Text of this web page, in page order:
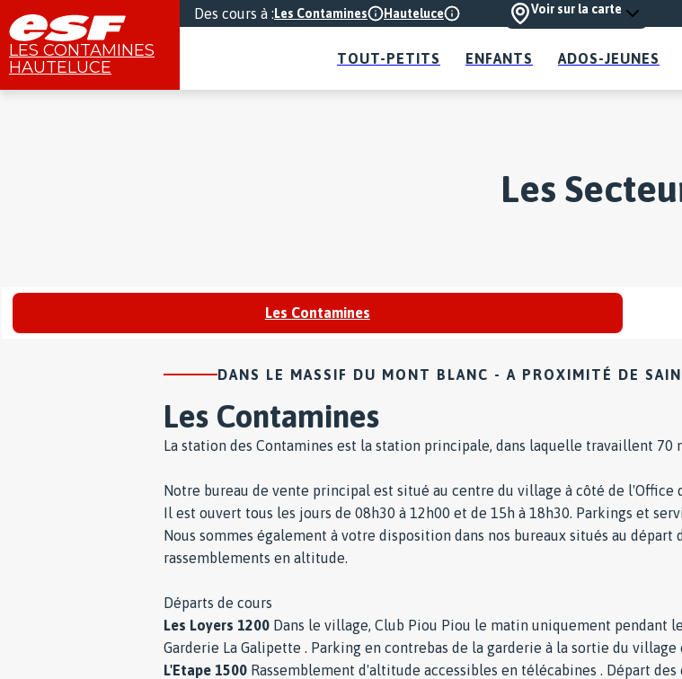
LES CONTAMINES
HAUTELUCE
Des cours à :Les Contamines Hauteluce Voir sur la carte
TOUT-PETITS ENFANTS ADOS-JEUNES
Les
Les Contamines
DANS LE MASSIF DU MONT BLANC - A PROXIMITÉ DE
Les Contamines
La station des Contamines est la station principale, dans laquelle travaillent 70
Notre bureau de vente principal est situé au centre du village à côté de l'Office
Il est ouvert tous les jours de 08h30 à 12h00 et de 15h à 18h30. Parkings et
Nous sommes également à votre disposition dans nos bureaux situés au
rassemblements en altitude.
Départs de cours
Les Loyers 1200 Dans le village, Club Piou Piou le matin uniquement pendant
Garderie La Galipette . Parking en contrebas de la garderie à la sortie du
L'Etape 1500 Rassemblement d'altitude accessibles en télécabines . Départ